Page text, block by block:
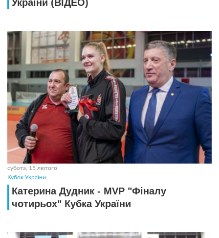
України (ВІДЕО)
субота, 15 лютого
Кубок України
Катерина Дудник - MVP "Фіналу
чотирьох" Кубка України